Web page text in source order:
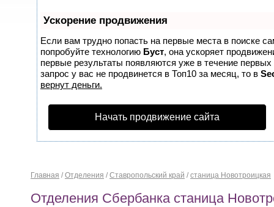
Ускорение продвижения
Если вам трудно попасть на первые места в поиске
попробуйте технологию Буст, она ускоряет
первые результаты появляются уже в течение
запрос у вас не продвинется в Топ10 за месяц, то в
вернут деньги.
Начать продвижение сайта
Главная / Отделения / Ставропольский край / станица Новотроицкая
Отделения Сбербанка станица